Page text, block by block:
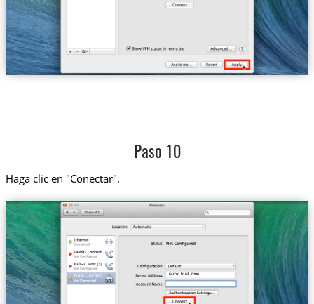
Paso 10
Haga clic en "Conectar".
Trust....es-MID us-mid.trust.zone